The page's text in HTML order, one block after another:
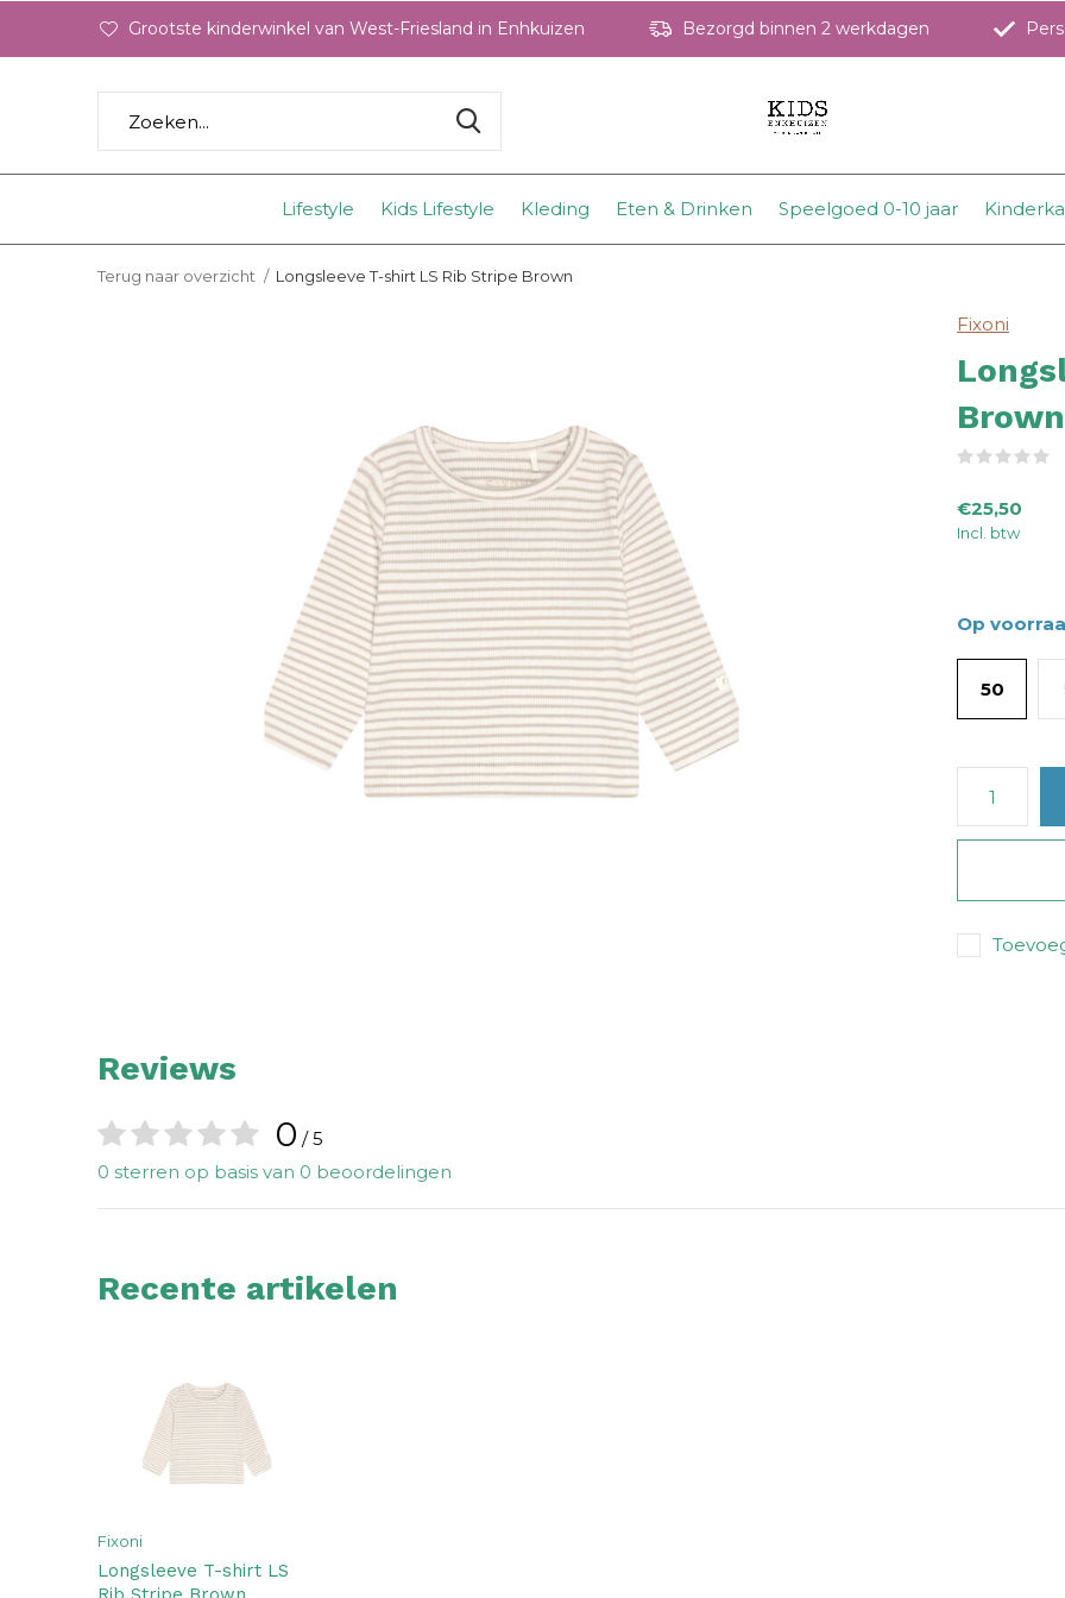
Lifestyle Kids Lifestyle Kleding Eten & Drinken Speelgoed 0-10 jaar
Grootste kinderwinkel van West-Friesland in Enhkuizen Bezorgd binnen 2 werkdagen
Terug naar overzicht Longsleeve T-shirt LS Rib Stripe Brown
Fixoni
Brown
€25,50
Incl. btw
Op
50
Reviews
0 / 5
0 sterren op basis van 0 beoordelingen
Recente artikelen
Fixoni
Longsleeve T-shirt LS